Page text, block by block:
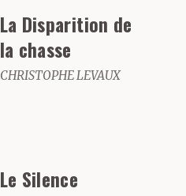
La Disparition de
la chasse
CHRISTOPHE LEVAUX
Le Silence